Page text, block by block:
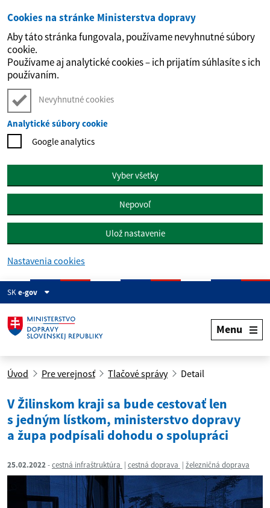
Preskočiť na hlavný obsah
Cookies na stránke Ministerstva dopravy
Aby táto stránka fungovala, používame nevyhnutné súbory
cookie.
Používame aj analytické cookies – ich prijatím súhlasíte s ich
používaním.
Nevyhnutné cookies
Analytické súbory cookie
Google analytics
Vyber všetky
Nepovoľ
Ulož nastavenie
Nastavenia cookies
SKe-gov
Menu
Úvod Pre verejnosť Tlačové správy Detail
V Žilinskom kraji sa bude cestovať len
s jedným lístkom, ministerstvo dopravy
a župa podpísali dohodu o spolupráci
25.02.2022 cestná infraštruktúra cestná doprava železničná doprava